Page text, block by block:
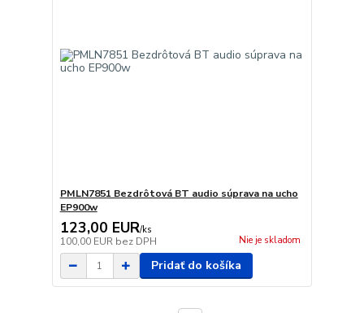
PMLN7851 Bezdrôtová BT audio súprava na ucho
EP900w
123,00 EUR/ks
100,00 EUR bez DPH Nie je skladom
Pridať do košíka